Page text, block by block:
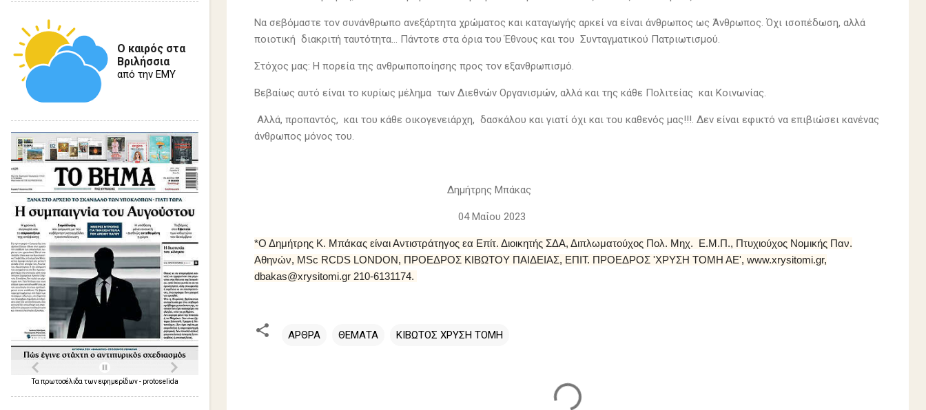
Να σεβόμαστε τον συνάνθρωπο ανεξάρτητα χρώματος και καταγωγής αρκεί να είναι άνθρωπος ως Άνθρωπος. Όχι ισοπέδωση, αλλά
ποιοτική διακριτή ταυτότητα… Πάντοτε στα όρια του Έθνους και του Συνταγματικού Πατριωτισμού.
Στόχος μας: Η πορεία της ανθρωποποίησης προς τον εξανθρωπισμό.
Βεβαίως αυτό είναι το κυρίως μέλημα των Διεθνών Οργανισμών, αλλά και της κάθε Πολιτείας και Κοινωνίας.
Αλλά, προπαντός, και του κάθε οικογενειάρχη, δασκάλου και γιατί όχι και του καθενός μας!!!. Δεν είναι εφικτό να επιβιώσει κανένας
άνθρωπος μόνος του.
Δημήτρης Μπάκας
04 Μαΐου 2023
*Ο Δημήτρης Κ. Μπάκας είναι Αντιστράτηγος εα Επίτ. Διοικητής ΣΔΑ, Διπλωματούχος Πολ. Μηχ. Ε.Μ.Π., Πτυχιούχος Νομικής Παν.
Αθηνών, MSc RCDS LONDON, ΠΡΟΕΔΡΟΣ ΚΙΒΩΤΟΥ ΠΑΙΔΕΙΑΣ, ΕΠΙΤ. ΠΡΟΕΔΡΟΣ 'ΧΡΥΣΗ ΤΟΜΗ ΑΕ', www.xrysitomi.gr,
dbakas@xrysitomi.gr 210-6131174.
ΑΡΘΡΑ ΘΕΜΑΤΑ ΚΙΒΩΤΟΣ ΧΡΥΣΗ ΤΟΜΗ
Ο καιρός στα
Βριλήσσια
από την ΕΜΥ
Τα πρωτοσέλιδα τωνεφημερίδων- protoselida